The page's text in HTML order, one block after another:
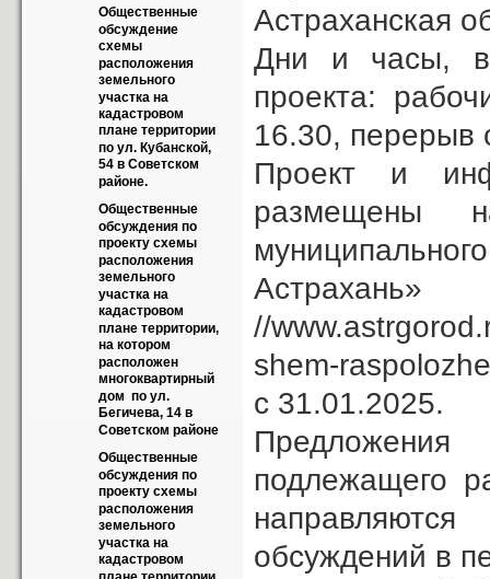
Общественные
обсуждение
схемы
расположения
земельного
участка на
кадастровом
плане территории
по ул. Кубанской,
54 в Советском
районе.
Общественные
обсуждения по
проекту схемы
расположения
земельного
участка на
кадастровом
плане территории,
на котором
расположен
многоквартирный
дом  по ул.
Бегичева, 14 в
Советском районе
Общественные
обсуждения по
проекту схемы
расположения
земельного
участка на
кадастровом
Астраханская
Дни и часы, в
проекта:
16.30, перерыв
Проект и
размещены
//
shem-
с 31.01.2025.
подлежащего
обсуждений в